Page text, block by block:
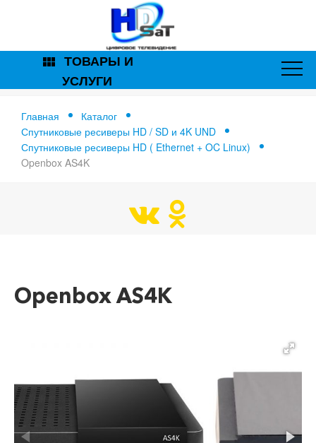
Главная
Каталог
Спутниковые ресиверы HD / SD и 4K UND
Спутниковые ресиверы HD ( Ethernet + OC Linux)
Openbox AS4K
view_module ТОВАРЫ И
УСЛУГИ
Openbox AS4K